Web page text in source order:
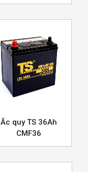
Ắc quy TS 36Ah
CMF36